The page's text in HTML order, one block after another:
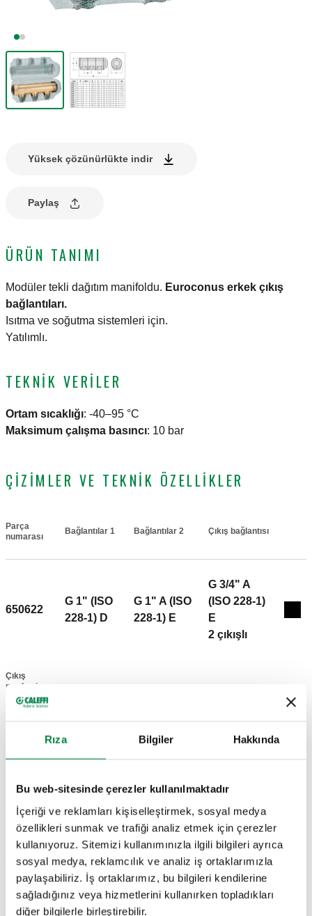
Rıza Bilgiler Hakkında
Bu web-sitesinde çerezler kullanılmaktadır
İçeriği ve reklamları kişiselleştirmek, sosyal medya
özellikleri sunmak ve trafiği analiz etmek için çerezler
kullanıyoruz. Sitemizi kullanımınızla ilgili bilgileri ayrıca
sosyal medya, reklamcılık ve analiz iş ortaklarımızla
paylaşabiliriz. İş ortaklarımız, bu bilgileri kendilerine
sağladığınız veya hizmetlerini kullanırken topladıkları
diğer bilgilerle birleştirebilir.
Yüksek çözünürlükte indir
Paylaş
ÜRÜN TANIMI
Modüler tekli dağıtım manifoldu. Euroconus erkek çıkış
bağlantıları.
Isıtma ve soğutma sistemleri için.
Yatılımlı.
TEKNIK VERILER
Ortam sıcaklığı: -40–95 °C
Maksimum çalışma basıncı: 10 bar
ÇIZIMLER VE TEKNIK ÖZELLIKLER
Parça
numarası
Bağlantılar 1 Bağlantılar 2 Çıkış bağlantısı
650622
G 1" (ISO
228-1) D
G 1" A (ISO
228-1) E
G 3/4" A
(ISO 228-1)
E
2 çıkışlı
Çıkış
merkezi
mesafesi
BIM
Açıklama metni Göster Kopyala
CALEFFI, 650622. Modüler tekli dağıtım manifoldu.
Euroconus erkek çıkış bağlantıları. Yatılımlı. Isıtma ve